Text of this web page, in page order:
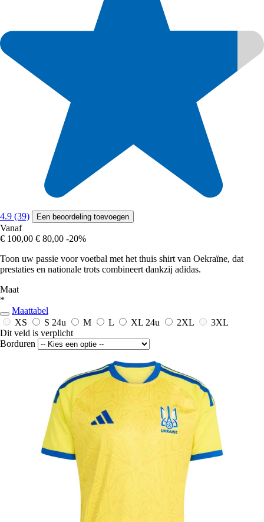
4.9 (39) Een beoordeling toevoegen
Vanaf
€ 100,00 € 80,00 -20%
Toon uw passie voor voetbal met het thuis shirt van Oekraïne, dat
prestaties en nationale trots combineert dankzij adidas.
Maat
*
Maattabel
XS
S 24u M L XL 24u 2XL
3XL
Dit veld is verplicht
Borduren